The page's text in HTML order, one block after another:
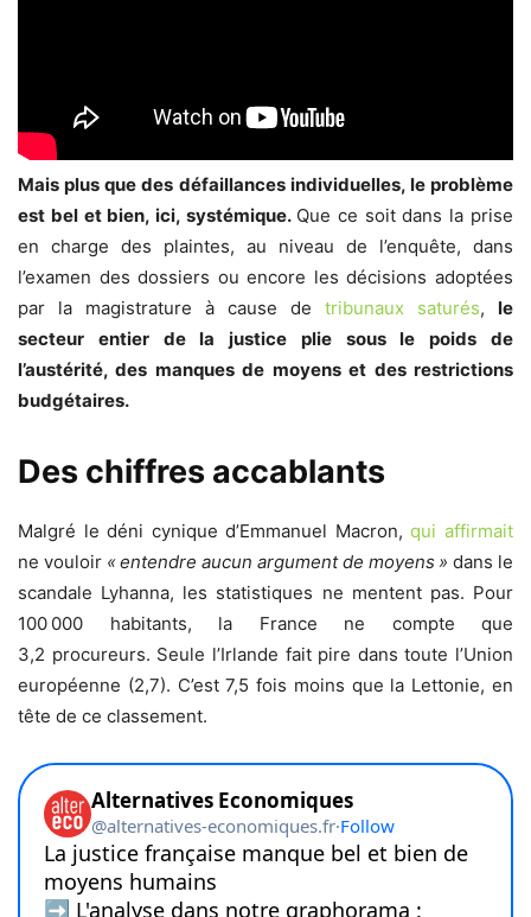
Mais plus que des défaillances individuelles, le problème
est bel et bien, ici, systémique. Que ce soit dans la prise
en charge des plaintes, au niveau de l’enquête, dans
l’examen des dossiers ou encore les décisions adoptées
par la magistrature à cause de tribunaux saturés, le
secteur entier de la justice plie sous le poids de
l’austérité, des manques de moyens et des restrictions
budgétaires.
Des chiffres accablants
Malgré le déni cynique d’Emmanuel Macron,qui affirmait
ne vouloir « entendre aucun argument de moyens » dans le
scandale Lyhanna, les statistiques ne mentent pas. Pour
100 000 habitants, la France ne compte que
3,2 procureurs. Seule l’Irlande fait pire dans toute l’Union
européenne (2,7). C’est 7,5 fois moins que la Lettonie, en
tête de ce classement.